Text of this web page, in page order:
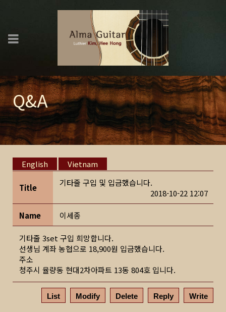
Q&A
English Vietnam
Title
기타줄 구입 및 입금했습니다.
2018-10-22 12:07
Name 이세종
기타줄 3set 구입 희망합니다.
선생님 계좌 농협으로 18,900원 입금했습니다.
주소
청주시 율량동 현대2차아파트 13동 804호 입니다.
List Modify Delete Reply Write